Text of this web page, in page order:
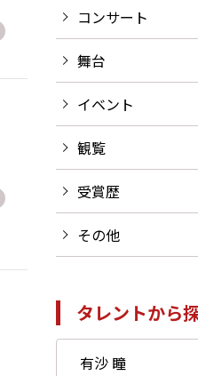
コンサート
舞台
イベント
観覧
受賞歴
その他
タレントから